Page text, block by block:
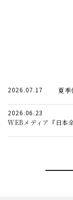
2026.07.17 夏季
2026.06.23